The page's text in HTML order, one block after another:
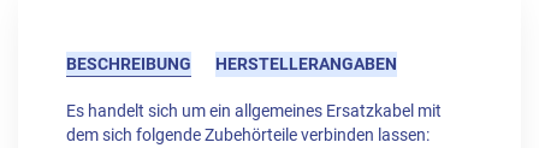
BESCHREIBUNG HERSTELLERANGABEN
Es handelt sich um ein allgemeines Ersatzkabel mit
dem sich folgende Zubehörteile verbinden lassen: